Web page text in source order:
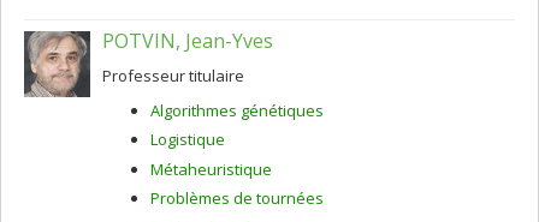
POTVIN, Jean-Yves
Professeur titulaire
Algorithmes génétiques
Logistique
Métaheuristique
Problèmes de tournées